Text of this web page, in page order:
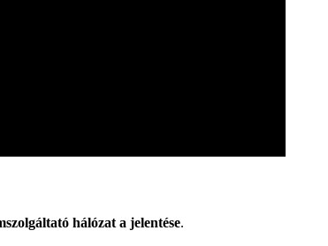
hálózat a jelentése.